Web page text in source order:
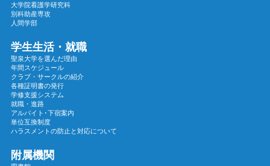
2024年03月
2024年02月
2023年12月
2023年11月
2023年10月
2023年09月
2023年08月
2023年07月
2023年06月
大学院看護学研究科
別科助産専攻
人間学部
学生生活・就職
聖泉大学を選んだ理由
年間スケジュール
クラブ・サークルの紹介
各種証明書の発行
学修支援システム
就職・進路
アルバイト･下宿案内
単位互換制度
ハラスメントの防止と対応について
附属機関